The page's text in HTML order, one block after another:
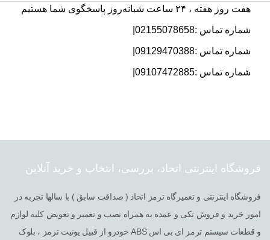
هفت روز هفته ، ۲۴ ساعت شبانه‌روز پاسخگوی شما هستیم
شماره تماس :02155078658|
شماره تماس :09129470388|
شماره تماس :09107472885|
فروشگاه اینترنتی اتحاد، بررسی، انتخاب و خرید آنلاین
فروشگاه اینترنتی و تعمیرگاه ترمز اتحاد ( صداقت سابق ) با سالها تجربه در
امور خرید و فروش تکی و عمده به همراه نصب و تعمیر و تعویض کلیه لوازم
و قطعات سیستم ترمز ای بی اس ABS خودرو از قبیل یونیت ترمز ، بلوک